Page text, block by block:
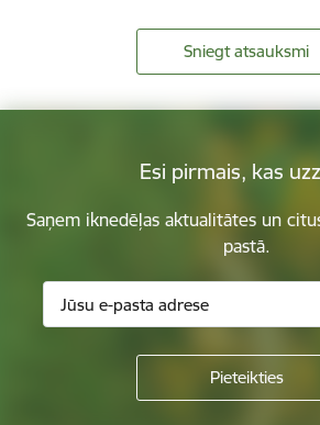
Sniegt atsauksmi
Esi pirmais, kas
Saņem iknedēļas aktualitātes un
pastā.